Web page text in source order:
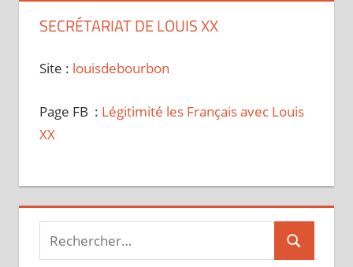
SECRÉTARIAT DE LOUIS XX
Site : louisdebourbon
Page FB : Légitimité les Français avec Louis
XX
Recherche
pour :